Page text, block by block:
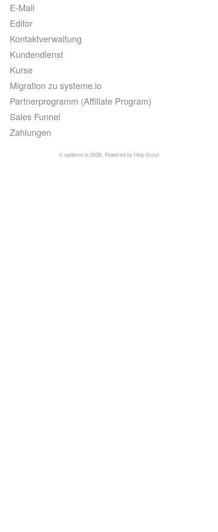
E-Mail
Editor
Kontaktverwaltung
Kundendienst
Kurse
Migration zu systeme.io
Partnerprogramm (Affiliate Program)
Sales Funnel
Zahlungen
© systeme.io 2026. Powered by Help Scout